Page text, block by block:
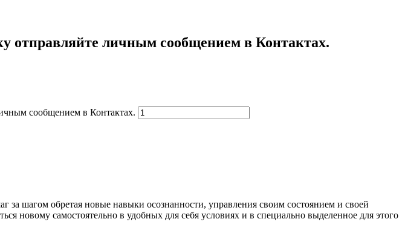
отправляйте личным сообщением в Контактах.
сообщением в Контактах.
за шагом обретая новые навыки осознанности, управления своим состоянием и своей
новому самостоятельно в удобных для себя условиях и в специально выделенное для этого